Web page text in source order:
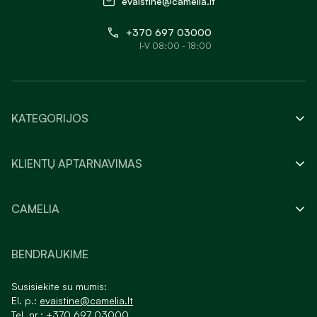
+370 697 03000
I-V 08:00 - 18:00
KATEGORIJOS
KLIENTŲ APTARNAVIMAS
CAMELIA
BENDRAUKIME
Susisiekite su mumis:
El. p.: evaistine@camelia.lt
Tel. nr.: +370 697 03000